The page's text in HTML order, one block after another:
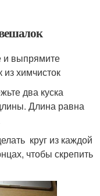
и выпрямите
химчисток
два куска
Длина равна
круг из каждой
чтобы скрепить